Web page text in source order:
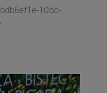
10dc-